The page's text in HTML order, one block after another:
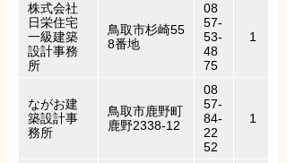
株式会社
日栄住宅
一級建築
設計事務
所
鳥取市杉崎55
8番地
08
57-
53-
48
75
1
ながお建
築設計事
務所
鳥取市鹿野町
鹿野2338-12
08
57-
84-
22
52
1